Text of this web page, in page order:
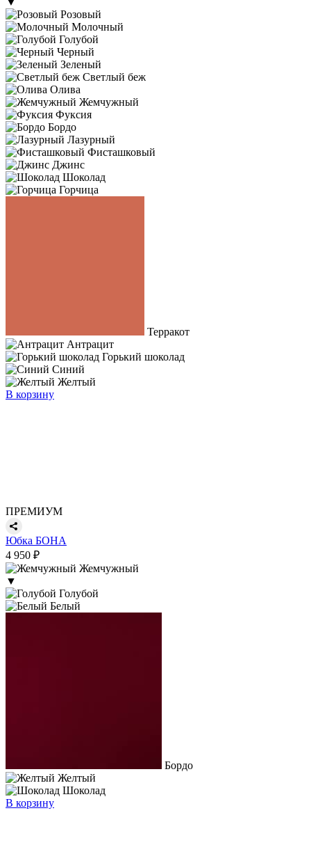
Розовый
Молочный
Голубой
Черный
Зеленый
Светлый беж
Олива
Жемчужный
Фуксия
Бордо
Лазурный
Фисташковый
Джинс
Шоколад
Горчица
Терракот
Антрацит
Горький шоколад
Синий
Желтый
В корзину
ПРЕМИУМ
Юбка БОНА
4 950 ₽
Жемчужный
▼
Голубой
Белый
Бордо
Желтый
Шоколад
В корзину